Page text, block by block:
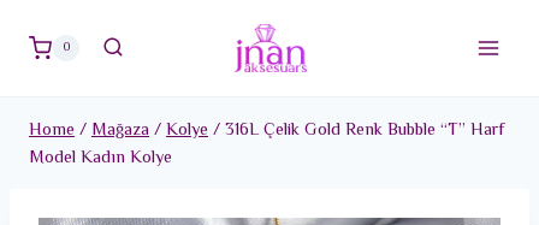
0
Home/Mağaza/Kolye/316L Çelik Gold Renk Bubble “T” Harf
Model Kadın Kolye